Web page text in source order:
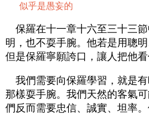
似乎是愚妄的
保羅在十一章十六至三十三
明，也不耍手腕。他若是用聰
但是保羅寧願誇口，讓人把他看
我們需要向保羅學習，就是
那樣耍手腕。我們天然的客氣
們反而需要忠信、誠實、坦率